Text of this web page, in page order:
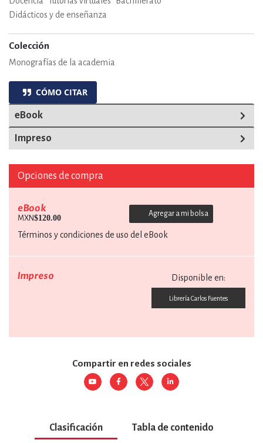
Didácticos y de enseñanza
Colección
Monografías de la academia
CÓMO CITAR
eBook
Impreso
Opciones de compra
eBook
MXN$120.00 Agregar a mi bolsa
Términos y condiciones de uso del eBook
Impreso Disponible en:
Librería Carlos Fuentes
Compartir en redes sociales
Clasificación Tabla de contenido